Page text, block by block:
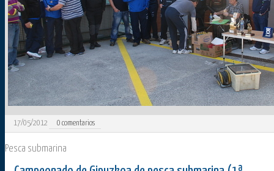
17/05/2012 0 comentarios
Pesca submarina